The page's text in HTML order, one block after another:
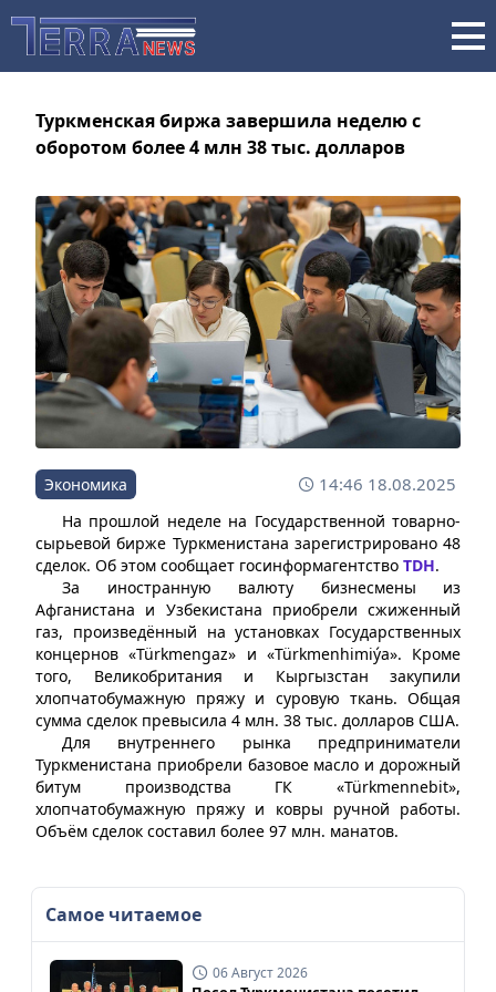
Туркменская биржа завершила неделю с
оборотом более 4 млн 38 тыс. долларов
Экономика 14:46 18.08.2025
На прошлой неделе на Государственной товарно-
сырьевой бирже Туркменистана зарегистрировано 48
сделок. Об этом сообщает госинформагентство TDH.
За иностранную валюту бизнесмены из
Афганистана и Узбекистана приобрели сжиженный
газ, произведённый на установках Государственных
концернов «Türkmengaz» и «Türkmenhimiýa». Кроме
того, Великобритания и Кыргызстан закупили
хлопчатобумажную пряжу и суровую ткань. Общая
сумма сделок превысила 4 млн. 38 тыс. долларов США.
Для внутреннего рынка предприниматели
Туркменистана приобрели базовое масло и дорожный
битум производства ГК «Türkmennebit»,
хлопчатобумажную пряжу и ковры ручной работы.
Объём сделок составил более 97 млн. манатов.
Самое читаемое
06 Август 2026